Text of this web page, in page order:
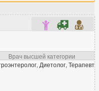
Врач высшей категории
Диетолог, Терапевт